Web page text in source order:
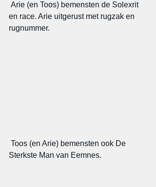
en race. Arie uitgerust met rugzak en
rugnummer.
Sterkste Man van Eemnes.